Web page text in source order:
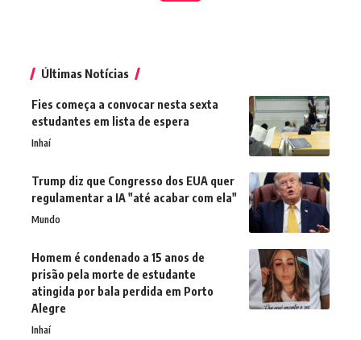
Últimas Notícias
Fies começa a convocar nesta sexta
estudantes em lista de espera
Inhaí
Trump diz que Congresso dos EUA quer
regulamentar a IA "até acabar com ela"
Mundo
Homem é condenado a 15 anos de
prisão pela morte de estudante
atingida por bala perdida em Porto
Alegre
Inhaí